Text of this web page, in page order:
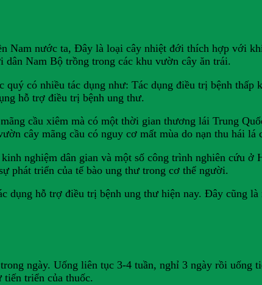
Nam nước ta, Đây là loại cây nhiệt đới thích hợp với
Nam Bộ trồng trong các khu vườn cây ăn trái.
có nhiều tác dụng như: Tác dụng điều trị bệnh thấp
hỗ trợ điều trị bệnh ung thư.
cầu xiêm mà có một thời gian thương lái Trung
cây mãng cầu có nguy cơ mất mùa do nạn thu hái lá
nghiệm dân gian và một số công trình nghiên cứu ở
phát triển của tế bào ung thư trong cơ thể người.
dụng hỗ trợ điều trị bệnh ung thư hiện nay. Đây cũng
ngày. Uống liên tục 3-4 tuần, nghỉ 3 ngày rồi uống
triển của thuốc.